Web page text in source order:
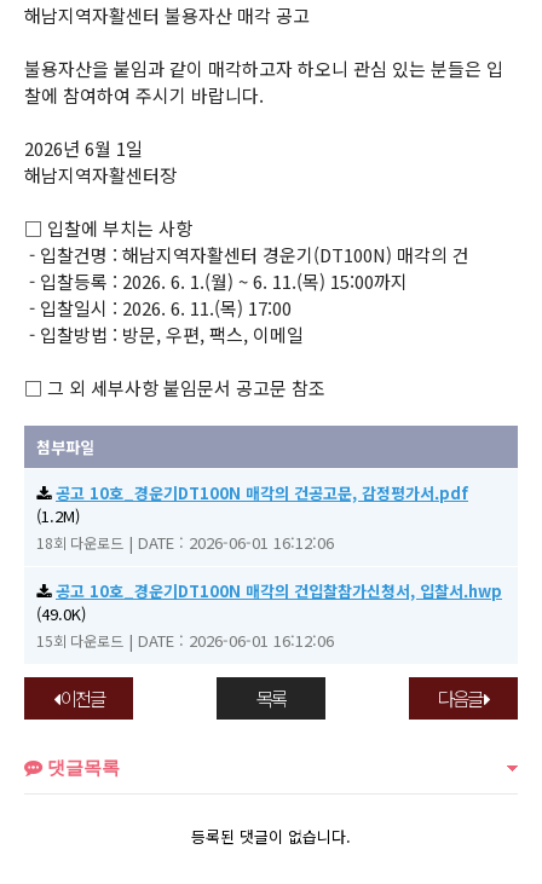
해남지역자활센터 불용자산 매각 공고
불용자산을 붙임과 같이 매각하고자 하오니 관심 있는 분들은 입
찰에 참여하여 주시기 바랍니다.
2026년 6월 1일
해남지역자활센터장
□ 입찰에 부치는 사항
- 입찰건명 : 해남지역자활센터 경운기(DT100N) 매각의 건
- 입찰등록 : 2026. 6. 1.(월) ~ 6. 11.(목) 15:00까지
- 입찰일시 : 2026. 6. 11.(목) 17:00
- 입찰방법 : 방문, 우편, 팩스, 이메일
□ 그 외 세부사항 붙임문서 공고문 참조
첨부파일
공고 10호_경운기DT100N 매각의 건공고문, 감정평가서.pdf
(1.2M)
18회 다운로드 | DATE : 2026-06-01 16:12:06
공고 10호_경운기DT100N 매각의 건입찰참가신청서, 입찰서.hwp
(49.0K)
15회 다운로드 | DATE : 2026-06-01 16:12:06
이전글 다음글
목록
댓글목록
등록된 댓글이 없습니다.